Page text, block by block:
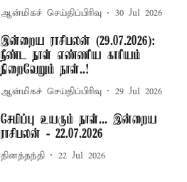
ஆன்மிகச் செய்திப்பிரிவு 30 Jul 2026
இன்றைய ராசிபலன் (29.07.2026):
நீண்ட நாள் எண்ணிய காரியம்
நிறைவேறும் நாள்..!
ஆன்மிகச் செய்திப்பிரிவு 29 Jul 2026
சேமிப்பு உயரும் நாள்... இன்றைய
ராசிபலன் - 22.07.2026
தினத்தந்தி 22 Jul 2026